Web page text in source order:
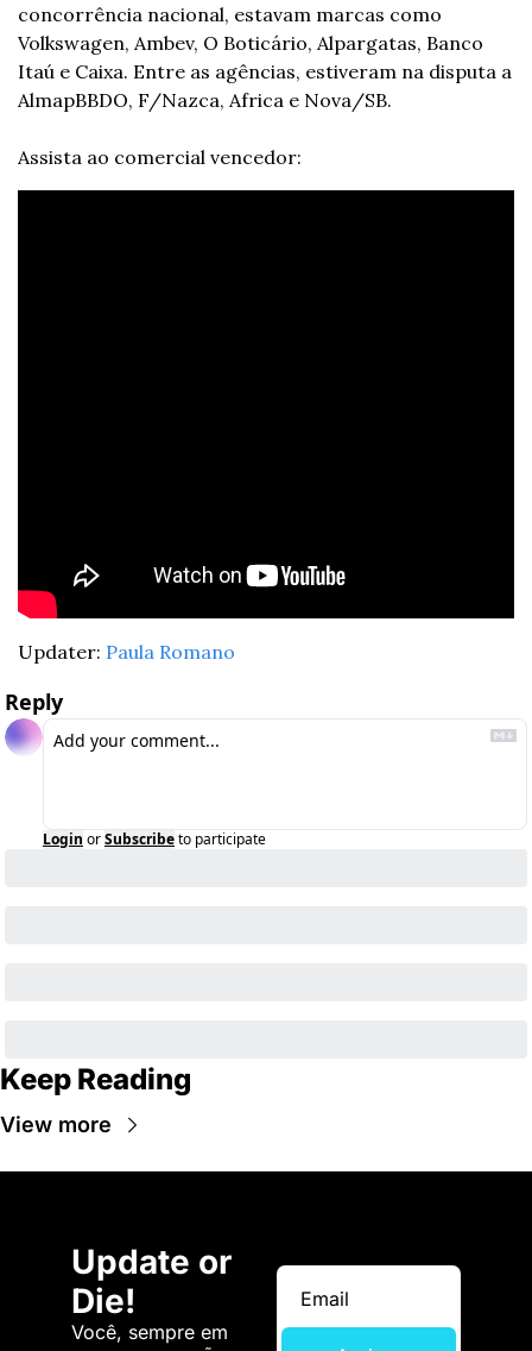
concorrência nacional, estavam marcas como
Volkswagen, Ambev, O Boticário, Alpargatas, Banco
Itaú e Caixa. Entre as agências, estiveram na disputa a
AlmapBBDO, F/Nazca, Africa e Nova/SB.
Assista ao comercial vencedor:
Updater: Paula Romano
Reply
Login orSubscribeto participate
Keep Reading
View more
Update or
Die!
Você, sempre em